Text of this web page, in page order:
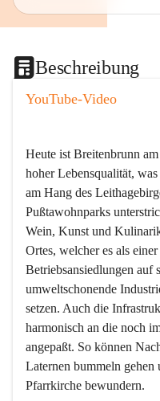
Beschreibung
YouTube-Video
Heute ist Breitenbrunn
hoher Lebensqualität,
am Hang des
Pußtawohnparks
Wein, Kunst und
Ortes, welcher es als
Betriebsansiedlungen auf
umweltschonende
setzen. Auch die
harmonisch an die noch
angepaßt. So können
Laternen bummeln gehen
Pfarrkirche bewundern.